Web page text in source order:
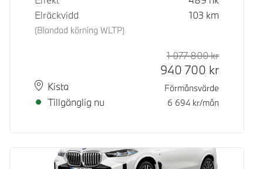
Elräckvidd
(Blandad körning WLTP)
103 km
PlatsKista
Leveranstid
Tillgänglig nu
Rek. ord
1 077 800kr
940 700 kr
Förmånsvärde
6 694 kr/mån